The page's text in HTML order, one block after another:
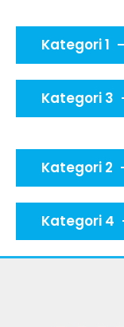
Kategori 1
Kategori 3
Kategori 2
Kategori 4